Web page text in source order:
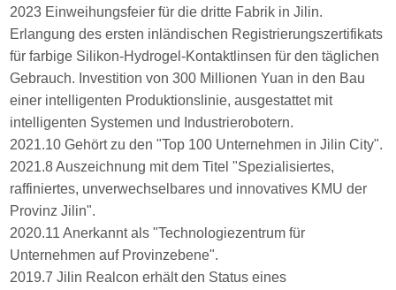
2023 Einweihungsfeier für die dritte Fabrik in Jilin.
Erlangung des ersten inländischen Registrierungszertifikats
für farbige Silikon-Hydrogel-Kontaktlinsen für den täglichen
Gebrauch. Investition von 300 Millionen Yuan in den Bau
einer intelligenten Produktionslinie, ausgestattet mit
intelligenten Systemen und Industrierobotern.
2021.10 Gehört zu den "Top 100 Unternehmen in Jilin City".
2021.8 Auszeichnung mit dem Titel "Spezialisiertes,
raffiniertes, unverwechselbares und innovatives KMU der
Provinz Jilin".
2020.11 Anerkannt als "Technologiezentrum für
Unternehmen auf Provinzebene".
2019.7 Jilin Realcon erhält den Status eines